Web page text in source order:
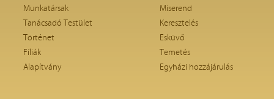
Munkatársak
Tanácsadó Testület
Történet
Fíliák
Alapítvány
Miserend
Keresztelés
Esküvő
Temetés
Egyházi hozzájárulás